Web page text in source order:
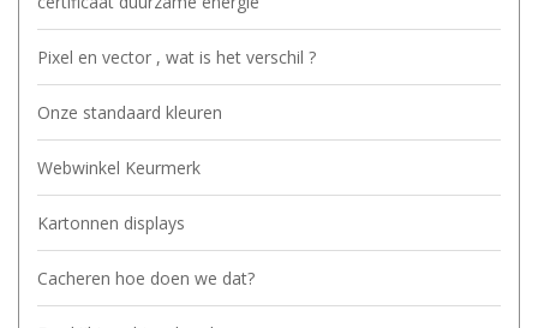
Pixel en vector , wat is het verschil ?
Onze standaard kleuren
Webwinkel Keurmerk
Kartonnen displays
Cacheren hoe doen we dat?